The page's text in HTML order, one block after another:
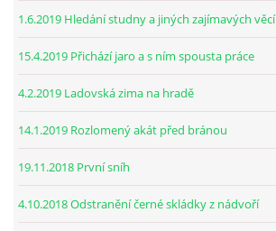
1.6.2019 Hledání studny a jiných zajímavých věcí
15.4.2019 Přichází jaro a s ním spousta práce
4.2.2019 Ladovská zima na hradě
14.1.2019 Rozlomený akát před bránou
19.11.2018 První sníh
4.10.2018 Odstranění černé skládky z nádvoří